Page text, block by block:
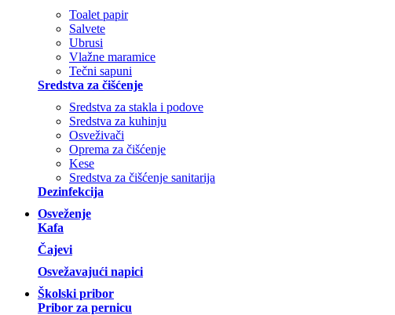
Toalet papir
Salvete
Ubrusi
Vlažne maramice
Tečni sapuni
Sredstva za čišćenje
Sredstva za stakla i podove
Sredstva za kuhinju
Osveživači
Oprema za čišćenje
Kese
Sredstva za čišćenje sanitarija
Dezinfekcija
Osveženje
Kafa
Čajevi
Osvežavajući napici
Školski pribor
Pribor za pernicu